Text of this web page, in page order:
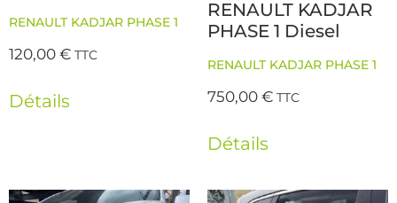
RENAULT KADJAR PHASE 1
120,00€ TTC
Détails
RENAULT KADJAR
PHASE 1 Diesel
RENAULT KADJAR PHASE 1
750,00€ TTC
Détails